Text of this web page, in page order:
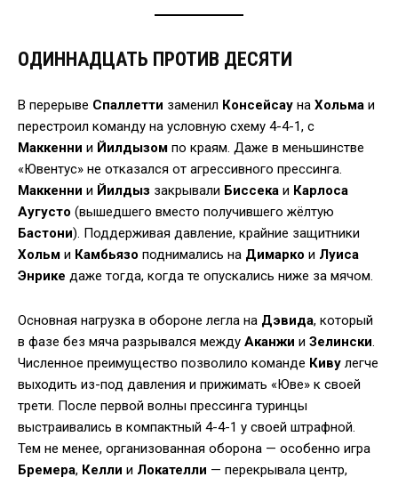
ОДИННАДЦАТЬ ПРОТИВ ДЕСЯТИ
В перерыве Спаллетти заменил Консейсау на Хольма и
перестроил команду на условную схему 4-4-1, с
Маккенни и Йилдызом по краям. Даже в меньшинстве
«Ювентус» не отказался от агрессивного прессинга.
Маккенни и Йилдыз закрывали Биссека и Карлоса
Аугусто (вышедшего вместо получившего жёлтую
Бастони). Поддерживая давление, крайние защитники
Хольм и Камбьязо поднимались на Димарко и Луиса
Энрике даже тогда, когда те опускались ниже за мячом.
Основная нагрузка в обороне легла на Дэвида, который
в фазе без мяча разрывался между Аканжи и Зелински.
Численное преимущество позволило команде Киву легче
выходить из-под давления и прижимать «Юве» к своей
трети. После первой волны прессинга туринцы
выстраивались в компактный 4-4-1 у своей штрафной.
Тем не менее, организованная оборона — особенно игра
Бремера, Келли и Локателли — перекрывала центр,